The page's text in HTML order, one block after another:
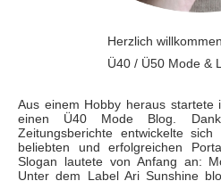
Herzlich
Ü40 / Ü50 Mode &
Aus einem Hobby heraus
einen Ü40 Mode Blog.
Zeitungsberichte entwickelte
beliebten und erfolgreichen
Slogan lautete von Anfang an:
Unter dem Label Ari Sunshine